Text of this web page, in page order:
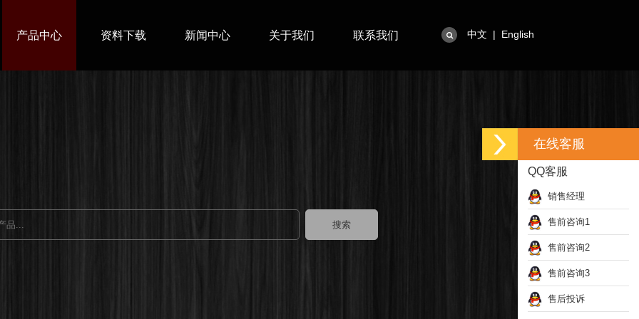
产品中心 资料下载 新闻中心 关于我们 联系我们 中文 | English
在线客服
QQ客服
销售经理
售前咨询1
售前咨询2
售前咨询3
售后投诉